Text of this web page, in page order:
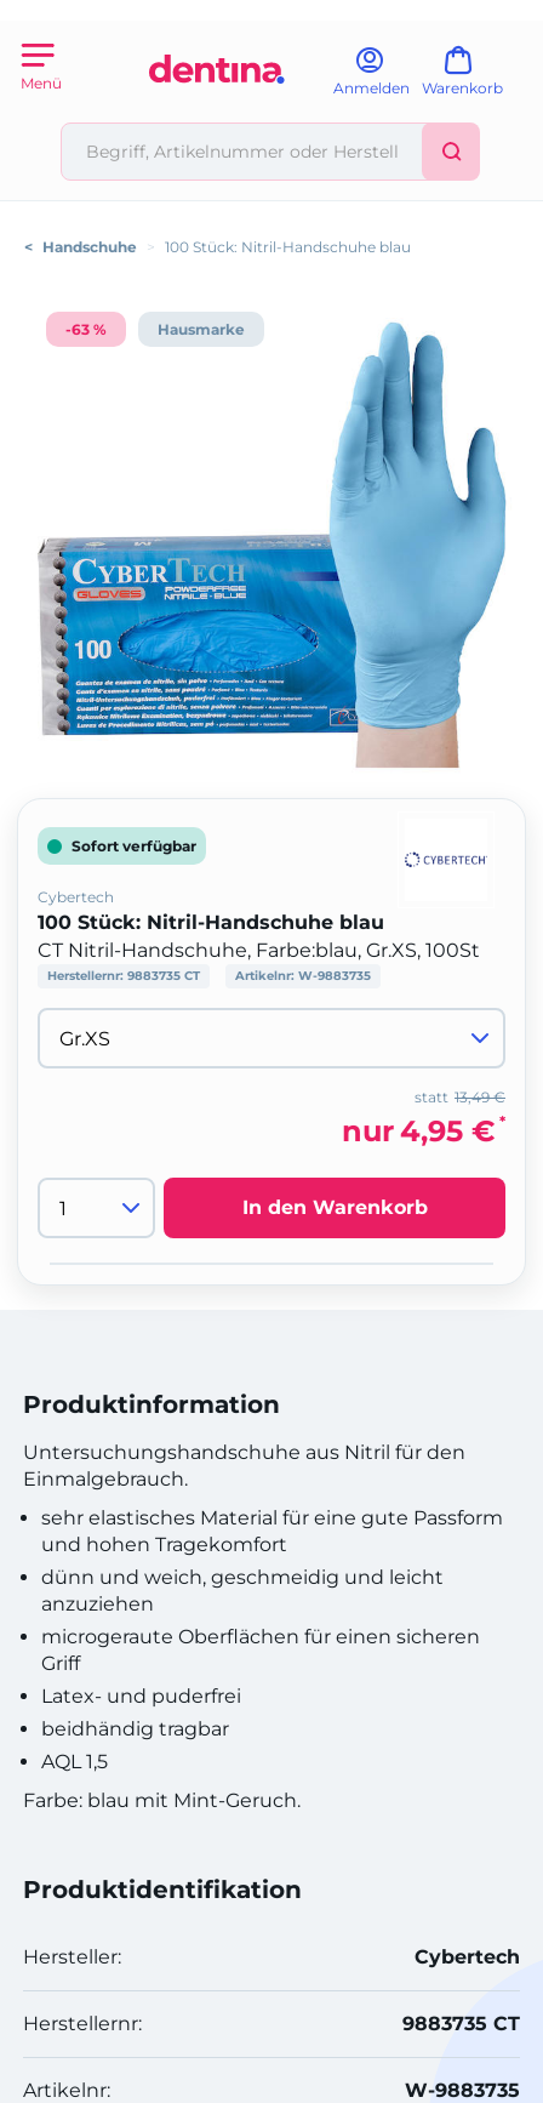
Menü Anmelden Warenkorb
< Handschuhe > 100 Stück: Nitril-Handschuhe blau
-63 % Hausmarke
Sofort verfügbar
Cybertech
100 Stück: Nitril-Handschuhe blau
CT Nitril-Handschuhe, Farbe:blau, Gr.XS, 100St
Herstellernr: 9883735 CT Artikelnr: W-9883735
13,49 €
statt
nur4,95 € *
In den Warenkorb
Produktinformation
Untersuchungshandschuhe aus Nitril für den
Einmalgebrauch.
sehr elastisches Material für eine gute Passform
und hohen Tragekomfort
dünn und weich, geschmeidig und leicht
anzuziehen
microgeraute Oberflächen für einen sicheren
Griff
Latex- und puderfrei
beidhändig tragbar
AQL 1,5
Farbe: blau mit Mint-Geruch.
Produktidentifikation
Hersteller: Cybertech
Herstellernr: 9883735 CT
Artikelnr: W-9883735